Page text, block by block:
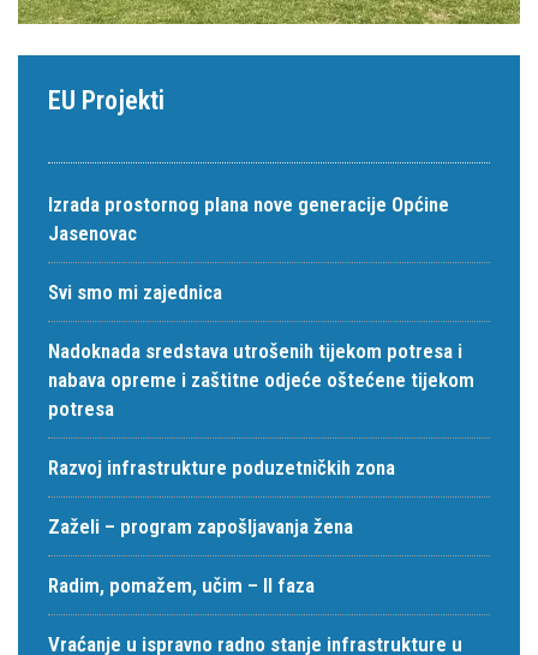
EU Projekti
Izrada prostornog plana nove generacije Općine
Jasenovac
Svi smo mi zajednica
Nadoknada sredstava utrošenih tijekom potresa i
nabava opreme i zaštitne odjeće oštećene tijekom
potresa
Razvoj infrastrukture poduzetničkih zona
Zaželi – program zapošljavanja žena
Radim, pomažem, učim – II faza
Vraćanje u ispravno radno stanje infrastrukture u